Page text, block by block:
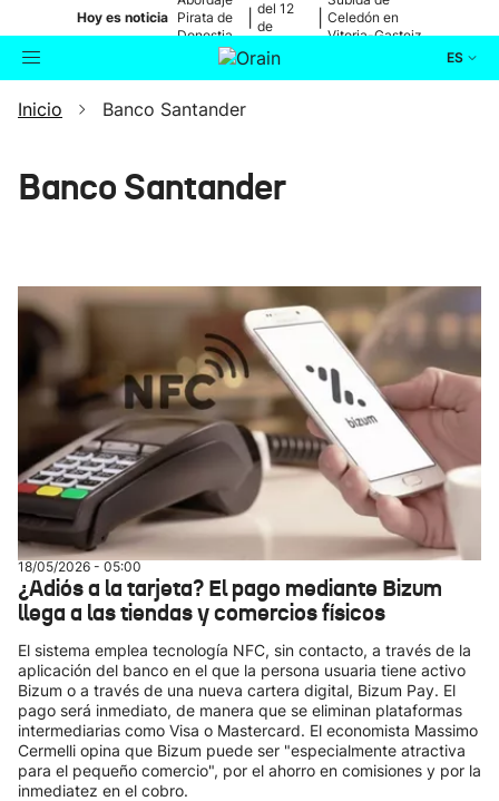
Hoy es noticia Pirata de
Donostia
del 12
de
Celedón en
Vitoria-Gasteiz
ES
Buscador Actualidad
Política
Eguraldia
Inicio Banco Santander
Banco Santander
18/05/2026 - 05:00
¿Adiós a la tarjeta? El pago mediante Bizum
llega a las tiendas y comercios físicos
El sistema emplea tecnología NFC, sin contacto, a través de la
aplicación del banco en el que la persona usuaria tiene activo
Bizum o a través de una nueva cartera digital, Bizum Pay. El
pago será inmediato, de manera que se eliminan plataformas
intermediarias como Visa o Mastercard. El economista Massimo
Cermelli opina que Bizum puede ser "especialmente atractiva
para el pequeño comercio", por el ahorro en comisiones y por la
inmediatez en el cobro.